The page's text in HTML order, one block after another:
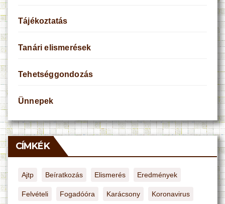
Tájékoztatás
Tanári elismerések
Tehetséggondozás
Ünnepek
CÍMKÉK
Ajtp Beíratkozás Elismerés Eredmények
Felvételi Fogadóóra Karácsony Koronavirus